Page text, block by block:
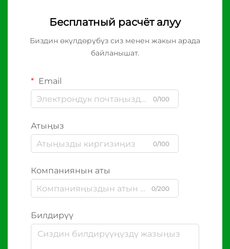
Бесплатный расчёт алуу
Биздин өкүлдөрүбүз сиз менен жакын арада
байланышат.
Email
0/100
Атыңыз
0/100
Компаниянын аты
0/200
Билдирүү